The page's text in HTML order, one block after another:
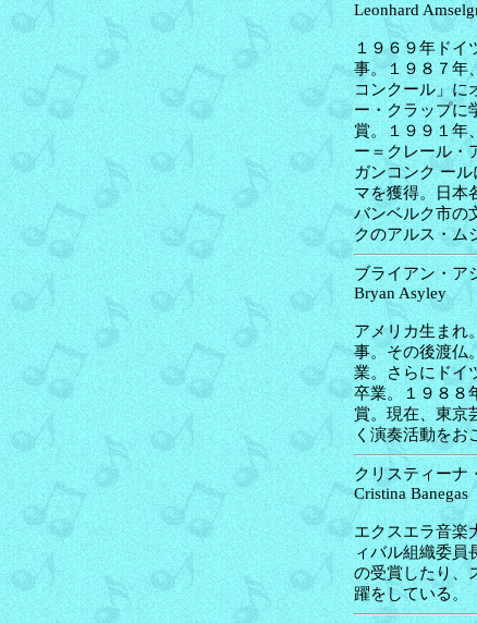
Leonhard
１９６９年ドイ
事。１９８７年
コンクール」に
ー・クラップに
賞。１９９１年
ー＝クレール・
ガンコンク ー
マを獲得。日本
バンベルク市の
クのアルス・ム
ブライアン・
Bryan Asyley
アメリカ生まれ
事。その後渡仏
業。さらにドイ
卒業。１９８８
賞。現在、東京
く演奏活動をお
クリスティー
Cristina Banegas
エクスエラ音楽
ィバル組織委員
の受賞したり、
躍をしている。